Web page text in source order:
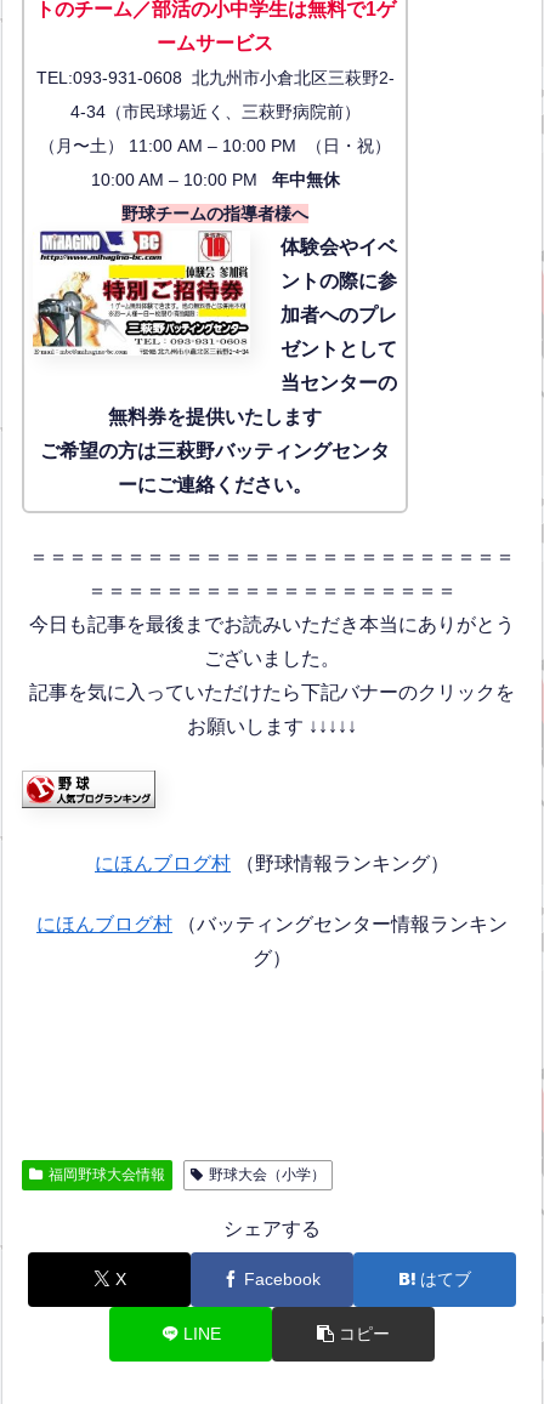
トのチーム／部活の小中学生は無料で1ゲ
ームサービス
TEL:093-931-0608 北九州市小倉北区三萩野2-
4-34（市民球場近く、三萩野病院前）
（月〜土） 11:00 AM – 10:00 PM （日・祝）
10:00 AM – 10:00 PM 年中無休
野球チームの指導者様へ
体験会やイベ
ントの際に参
加者へのプレ
ゼントとして
当センターの
無料券を提供いたします
ご希望の方は三萩野バッティングセンタ
ーにご連絡ください。
＝＝＝＝＝＝＝＝＝＝＝＝＝＝＝＝＝＝＝＝＝＝＝＝＝
＝＝＝＝＝＝＝＝＝＝＝＝＝＝＝＝＝＝＝
今日も記事を最後までお読みいただき本当にありがとう
ございました。
記事を気に入っていただけたら下記バナーのクリックを
お願いします ↓↓↓↓↓
にほんブログ村 （野球情報ランキング）
にほんブログ村 （バッティングセンター情報ランキン
グ）
福岡野球大会情報 野球大会（小学）
シェアする
X Facebook はてブ
LINE コピー